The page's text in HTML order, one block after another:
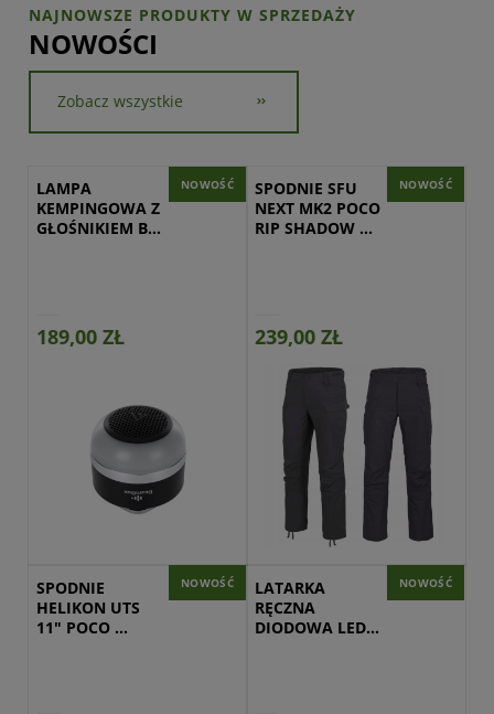
NOWOŚCI
Zobacz wszystkie
LAMPA
KEMPINGOWA Z
GŁOŚNIKIEM BT
189,00 ZŁ
NOWOŚĆ
SPODNIE SFU
NEXT MK2 POCO
RIP SHADOW
239,00 ZŁ
NOWOŚĆ
SPODNIE
HELIKON UTS
11" POCO
NOWOŚĆ
LATARKA
RĘCZNA
DIODOWA LED
NOWOŚĆ